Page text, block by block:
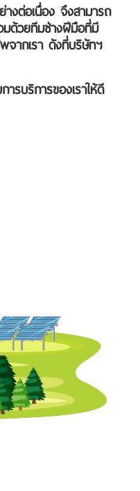
งต่อเนื่อง จึงสามารถ
มด้วยทีมช่างฝีมือที่มี
จากเรา ดังที่บริษัทฯ
รบริการของเราให้ดี